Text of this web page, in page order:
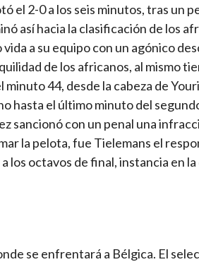
el 2-0 a los seis minutos, tras un
así hacia la clasificación de los
a su equipo con un agónico
de los africanos, al mismo
44, desde la cabeza de Youri
hasta el último minuto del
sancionó con un penal una
la pelota, fue Tielemans el
los octavos de final, instancia en la
se enfrentará a Bélgica. El